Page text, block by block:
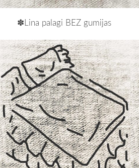
✽Lina palagi BEZ gumijas